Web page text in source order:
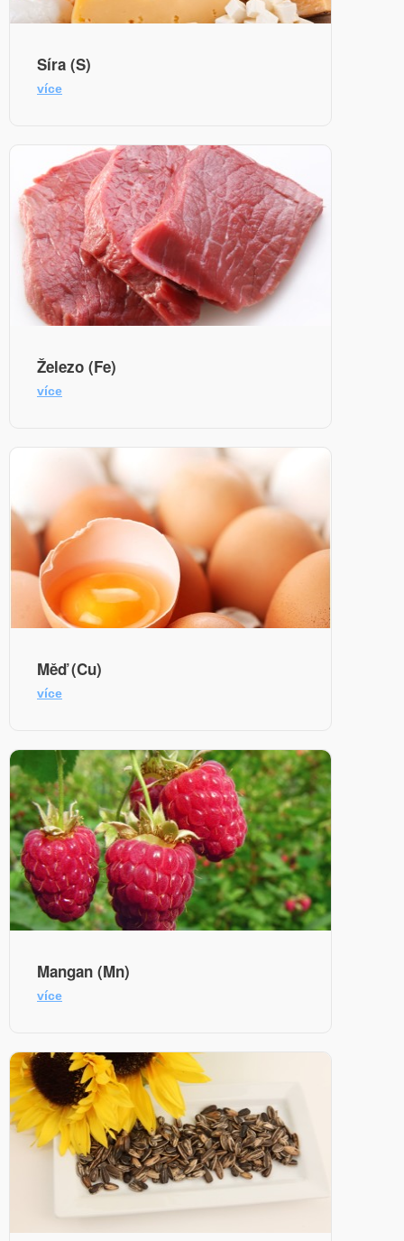
Síra (S)
více
Železo (Fe)
více
Měď (Cu)
více
Mangan (Mn)
více